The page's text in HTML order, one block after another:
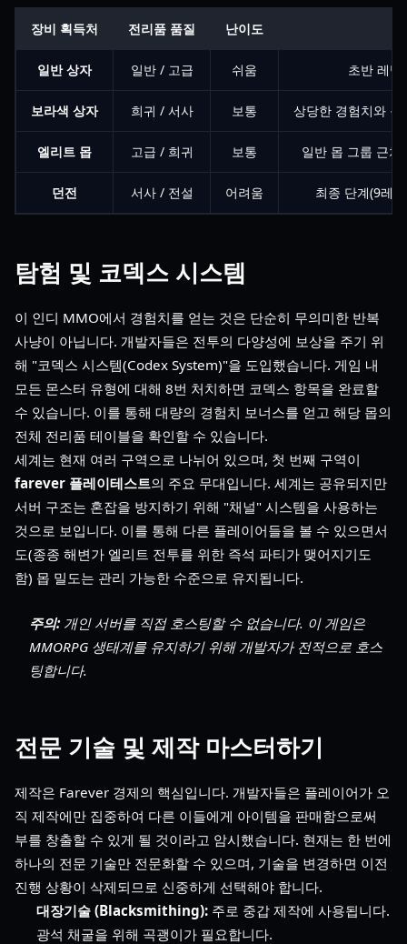
장비 획득처 전리품 품질 난이도
일반 상자 일반 / 고급 쉬움 초반 레
보라색 상자 희귀 / 서사 보통 상당한 경험치와
엘리트 몹 고급 / 희귀 보통 일반 몹 그룹 근
던전 서사 / 전설 어려움 최종 단계(9레
탐험 및 코덱스 시스템
이 인디 MMO에서 경험치를 얻는 것은 단순히 무의미한 반복
사냥이 아닙니다. 개발자들은 전투의 다양성에 보상을 주기 위
해 "코덱스 시스템(Codex System)"을 도입했습니다. 게임 내
모든 몬스터 유형에 대해 8번 처치하면 코덱스 항목을 완료할
수 있습니다. 이를 통해 대량의 경험치 보너스를 얻고 해당 몹의
전체 전리품 테이블을 확인할 수 있습니다.
세계는 현재 여러 구역으로 나뉘어 있으며, 첫 번째 구역이
farever 플레이테스트의 주요 무대입니다. 세계는 공유되지만
서버 구조는 혼잡을 방지하기 위해 "채널" 시스템을 사용하는
것으로 보입니다. 이를 통해 다른 플레이어들을 볼 수 있으면서
도(종종 해변가 엘리트 전투를 위한 즉석 파티가 맺어지기도
함) 몹 밀도는 관리 가능한 수준으로 유지됩니다.
주의:개인 서버를 직접 호스팅할 수 없습니다. 이 게임은
MMORPG 생태계를 유지하기 위해 개발자가 전적으로 호스
팅합니다.
전문 기술 및 제작 마스터하기
제작은 Farever 경제의 핵심입니다. 개발자들은 플레이어가 오
직 제작에만 집중하여 다른 이들에게 아이템을 판매함으로써
부를 창출할 수 있게 될 것이라고 암시했습니다. 현재는 한 번에
하나의 전문 기술만 전문화할 수 있으며, 기술을 변경하면 이전
진행 상황이 삭제되므로 신중하게 선택해야 합니다.
대장기술 (Blacksmithing): 주로 중갑 제작에 사용됩니다.
광석 채굴을 위해 곡괭이가 필요합니다.